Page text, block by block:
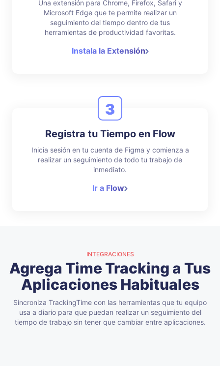
Una extensión para Chrome, Firefox, Safari y
Microsoft Edge que te permite realizar un
seguimiento del tiempo dentro de tus
herramientas de productividad favoritas.
Instala la Extensión
3
Registra tu Tiempo en Flow
Inicia sesión en tu cuenta de Figma y comienza a
realizar un seguimiento de todo tu trabajo de
inmediato.
Ir a Flow
INTEGRACIONES
Agrega Time Tracking a Tus
Aplicaciones Habituales
Sincroniza TrackingTime con las herramientas que tu equipo
usa a diario para que puedan realizar un seguimiento del
tiempo de trabajo sin tener que cambiar entre aplicaciones.